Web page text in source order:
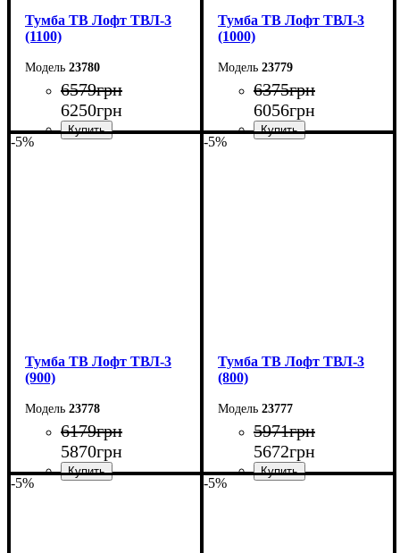
Тумба ТВ Лофт ТВЛ-3
(1100)
23780
6579грн
6250грн
Тумба ТВ Лофт ТВЛ-3
(1000)
23779
6375грн
6056грн
-5%
Тумба ТВ Лофт ТВЛ-3
(900)
23778
6179грн
5870грн
-5%
Тумба ТВ Лофт ТВЛ-3
(800)
23777
5971грн
5672грн
-5% -5%